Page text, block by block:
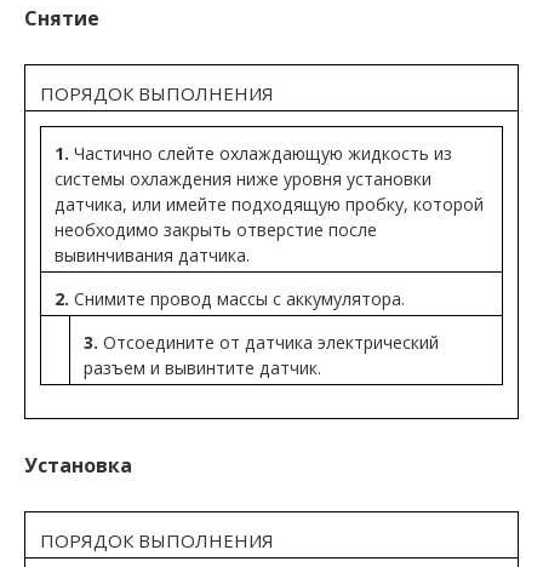
Снятие
ПОРЯДОК ВЫПОЛНЕНИЯ
1. Частично слейте охлаждающую жидкость из
системы охлаждения ниже уровня установки
датчика, или имейте подходящую пробку, которой
необходимо закрыть отверстие после
вывинчивания датчика.
2. Снимите провод массы с аккумулятора.
3. Отсоедините от датчика электрический
разъем и вывинтите датчик.
Установка
ПОРЯДОК ВЫПОЛНЕНИЯ